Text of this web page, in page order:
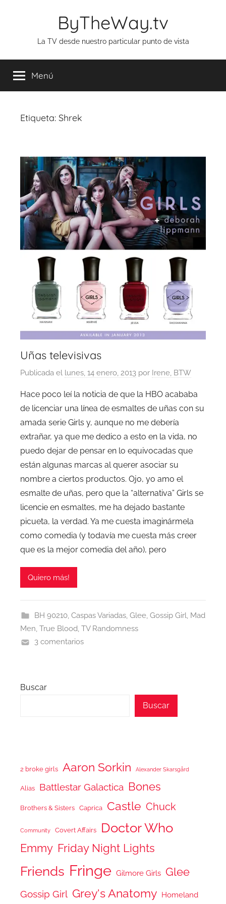
ByTheWay.tv
La TV desde nuestro particular punto de vista
Menú
Etiqueta: Shrek
Uñas televisivas
Publicada el lunes, 14 enero, 2013 por Irene, BTW
Hace poco leí la noticia de que la HBO acababa
de licenciar una línea de esmaltes de uñas con su
amada serie Girls y, aunque no me debería
extrañar, ya que me dedico a esto en la vida, no
puedo dejar de pensar en lo equivocadas que
están algunas marcas al querer asociar su
nombre a ciertos productos. Ojo, yo amo el
esmalte de uñas, pero que la “alternativa” Girls se
licencie en esmaltes, me ha dejado bastante
picueta, la verdad. Ya me cuesta imaginármela
como comedia (y todavía me cuesta más creer
que es la mejor comedia del año), pero
Quiero más!
BH 90210, Caspas Variadas, Glee, Gossip Girl, Mad
Men, True Blood, TV Randomness
3 comentarios
Buscar
Buscar
2 broke girls Aaron Sorkin Alexander Skarsgård
Alias Battlestar Galactica Bones
Brothers & Sisters Caprica Castle Chuck
Community Covert Affairs Doctor Who
Emmy Friday Night Lights
Friends Fringe Gilmore Girls Glee
Gossip Girl Grey's Anatomy Homeland